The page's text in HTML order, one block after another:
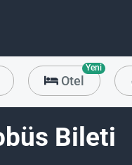
Otel
Yeni
Bileti